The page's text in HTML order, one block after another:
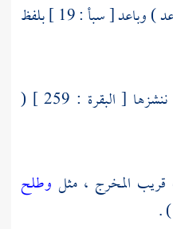
وثانيها : ما يتغير بالفعل مثل ( باعد ) وباعد [ سبأ : 19 ] بلفظ
وثالثها : ما يتغير بالنقط ، مثل ننشزها [ البقرة : 259 ] (
قريب المخرج ، مثل وطلح